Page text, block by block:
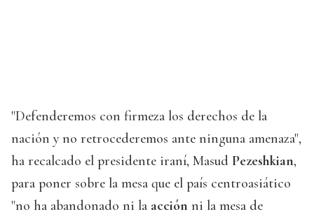
"Defenderemos con firmeza los derechos de la
nación y no retrocederemos ante ninguna amenaza",
ha recalcado el presidente iraní, Masud Pezeshkian,
para poner sobre la mesa que el país centroasiático
"no ha abandonado ni la acción ni la mesa de